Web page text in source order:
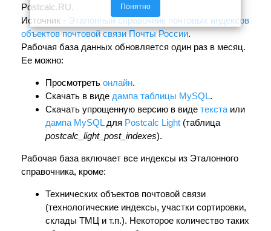
Postcalc.RU.
Источник - Эталонный справочник почтовых индексов
объектов почтовой связи Почты России.
Рабочая база данных обновляется один раз в месяц.
Ее можно:
Просмотреть онлайн.
Скачать в виде дампа таблицы MySQL.
Скачать упрощенную версию в виде текста или
дампа MySQLдля Postcalc Light (таблица
postcalc_light_post_indexes).
Рабочая база включает все индексы из Эталонного
справочника, кроме:
Технических объектов почтовой связи
(технологические индексы, участки сортировки,
склады ТМЦ и т.п.). Некоторое количество таких
Понятно